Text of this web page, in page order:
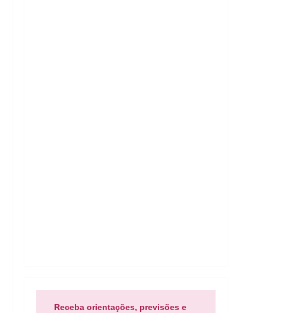
Receba orientações, previsões e